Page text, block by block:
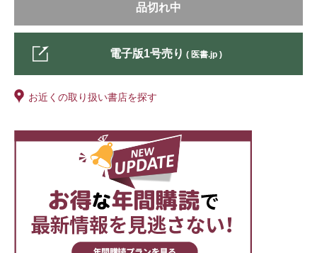
品切れ中
電子版1号売り ( 医書.jp )
お近くの取り扱い書店を探す